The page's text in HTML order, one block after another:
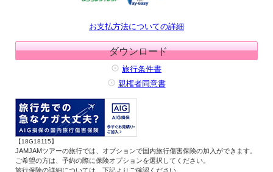
お支払方法についての詳細
ダウンロード
旅行条件書
親権者同意書
【18G18115】
JAMJAMツアーの旅行では、オプションで国内旅行傷害保険の加入ができます。
ご希望の方は、予約の際に保険オプションを選択してください。
旅行保険の詳細については、下記よりご確認ください。